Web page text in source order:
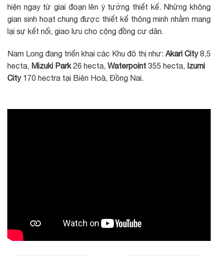
hiện ngay từ giai đoạn lên ý tưởng thiết kế. Những không
gian sinh hoạt chung được thiết kế thông minh nhằm mang
lại sự kết nối, giao lưu cho cộng đồng cư dân.
Nam Long đang triển khai các Khu đô thị như: Akari City8,5
hecta, Mizuki Park26 hecta, Waterpoint 355 hecta, Izumi
City170 hectra tại Biên Hoà, Đồng Nai.